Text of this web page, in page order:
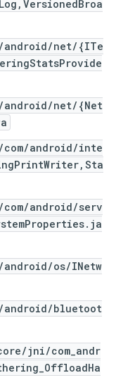
android/net/{ITe
android/net/{Net
com/android/inte
android/serv
os/INetw
android/bluetoot
jni/com_andr